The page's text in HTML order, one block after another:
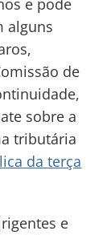
e pode
alguns
de
sobre a
tributária
da terça
e